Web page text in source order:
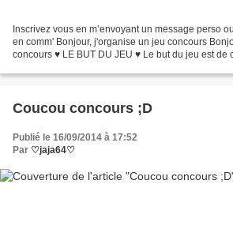
Inscrivez vous en m’envoyant un message perso
en comm' Bonjour, j'organise un jeu concours
concours ♥ LE BUT DU JEU ♥ Le but du jeu est de
Coucou concours ;D
Publié le 16/09/2014 à 17:52
Par ♡jaja64♡